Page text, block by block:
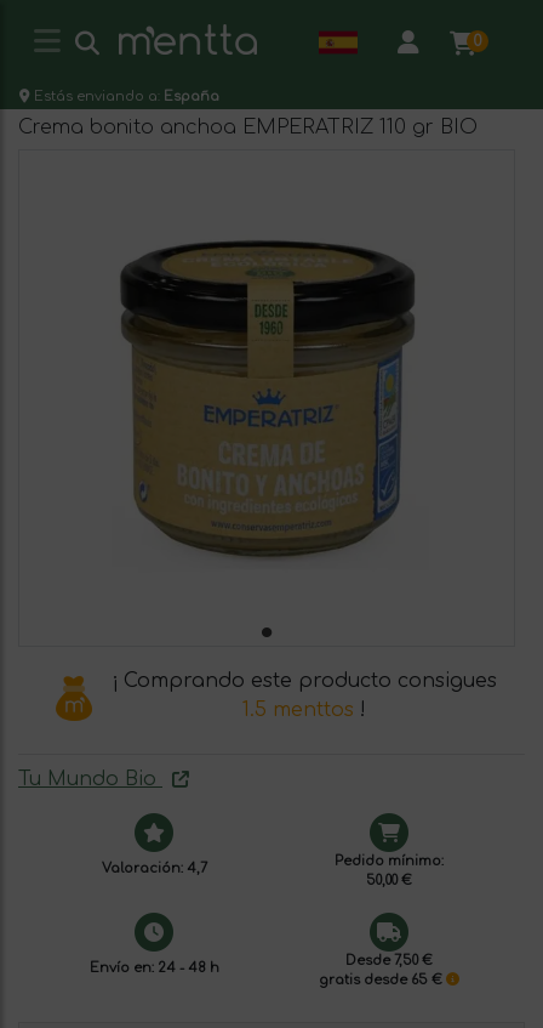
0
Estás enviando a: España
Crema bonito anchoa EMPERATRIZ 110 gr BIO
¡ Comprando este producto consigues
1.5 menttos !
Tu Mundo Bio
Valoración: 4,7
Pedido mínimo:
50,00 €
Envío en: 24 - 48 h
Desde 7,50 €
gratis desde 65 €